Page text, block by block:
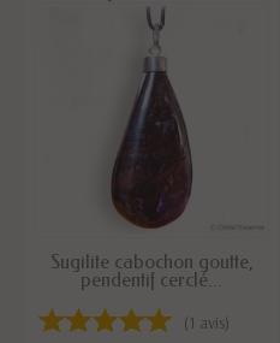
RUPTURE DE STOCK
Sugilite cabochon goutte,
pendentif cerclé...
(1 avis)